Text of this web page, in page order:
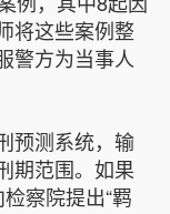
将这些案例整
警方为当事人
预测系统，输
期范围。如果
察院提出“羁